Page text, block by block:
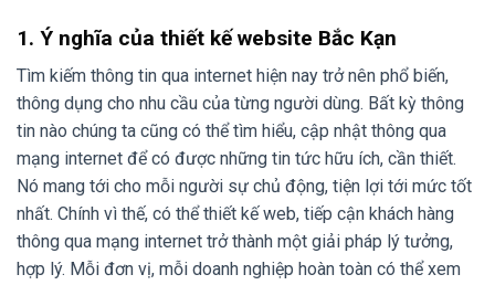
1. Ý nghĩa của thiết kế website Bắc Kạn
Tìm kiếm thông tin qua internet hiện nay trở nên phổ biến,
thông dụng cho nhu cầu của từng người dùng. Bất kỳ thông
tin nào chúng ta cũng có thể tìm hiểu, cập nhật thông qua
mạng internet để có được những tin tức hữu ích, cần thiết.
Nó mang tới cho mỗi người sự chủ động, tiện lợi tới mức tốt
nhất. Chính vì thế, có thể thiết kế web, tiếp cận khách hàng
thông qua mạng internet trở thành một giải pháp lý tưởng,
hợp lý. Mỗi đơn vị, mỗi doanh nghiệp hoàn toàn có thể xem